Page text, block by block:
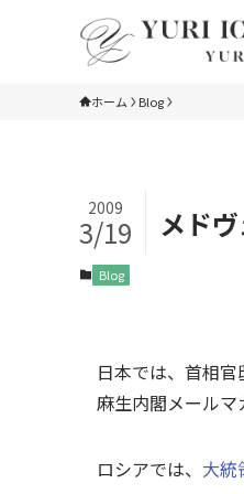
ホーム Blog
メド
2009
3/19
Blog
日本では、首相官
麻生内閣メールマ
ロシアでは、 大統